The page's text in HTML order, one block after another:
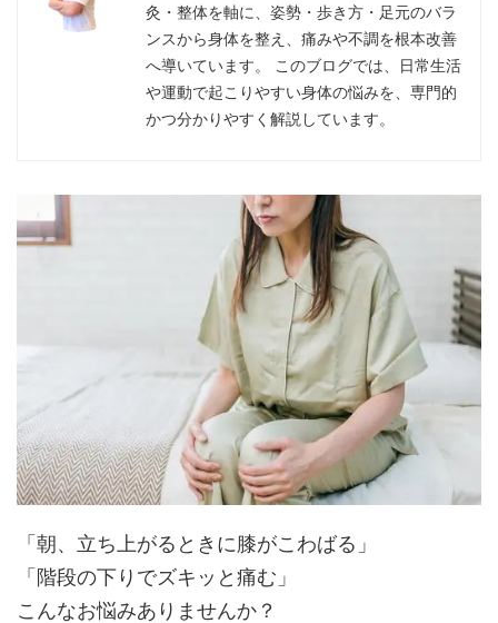
灸・整体を軸に、姿勢・歩き方・足元のバラ
ンスから身体を整え、痛みや不調を根本改善
へ導いています。 このブログでは、日常生活
や運動で起こりやすい身体の悩みを、専門的
かつ分かりやすく解説しています。
「朝、立ち上がるときに膝がこわばる」
「階段の下りでズキッと痛む」
こんなお悩みありませんか？